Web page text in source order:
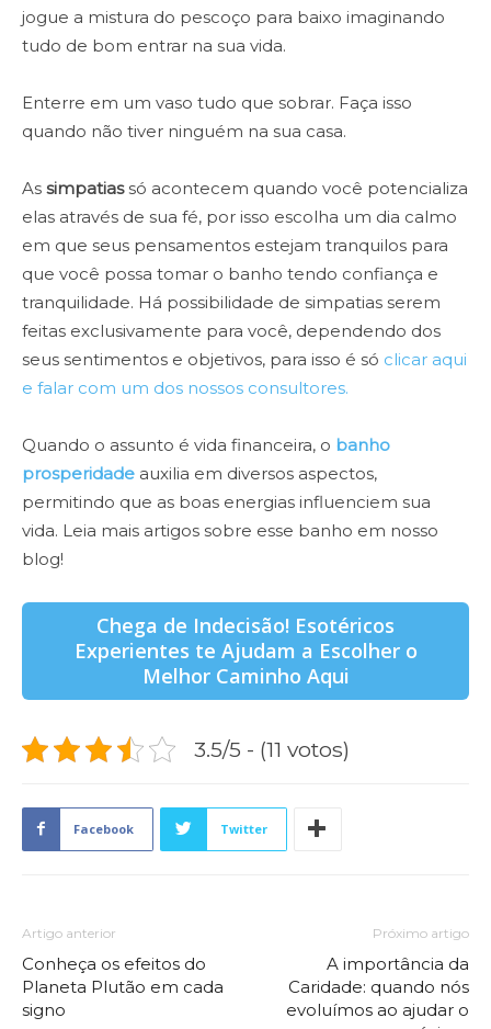
jogue a mistura do pescoço para baixo imaginando
tudo de bom entrar na sua vida.
Enterre em um vaso tudo que sobrar. Faça isso
quando não tiver ninguém na sua casa.
As simpatiassó acontecem quando você potencializa
elas através de sua fé, por isso escolha um dia calmo
em que seus pensamentos estejam tranquilos para
que você possa tomar o banho tendo confiança e
tranquilidade. Há possibilidade de simpatias serem
feitas exclusivamente para você, dependendo dos
seus sentimentos e objetivos, para isso é só clicar aqui
e falar com um dos nossos consultores.
Quando o assunto é vida financeira, o banho
prosperidade auxilia em diversos aspectos,
permitindo que as boas energias influenciem sua
vida. Leia mais artigos sobre esse banho em nosso
blog!
Chega de Indecisão! Esotéricos
Experientes te Ajudam a Escolher o
Melhor Caminho Aqui
3.5/5 - (11 votos)
Facebook Twitter
Artigo anterior
Conheça os efeitos do
Planeta Plutão em cada
signo
Próximo artigo
A importância da
Caridade: quando nós
evoluímos ao ajudar o